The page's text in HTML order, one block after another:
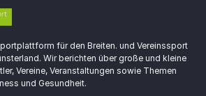
für den Breiten. und Vereinssport
Wir berichten über große und kleine
Vereine, Veranstaltungen sowie Themen
und Gesundheit.